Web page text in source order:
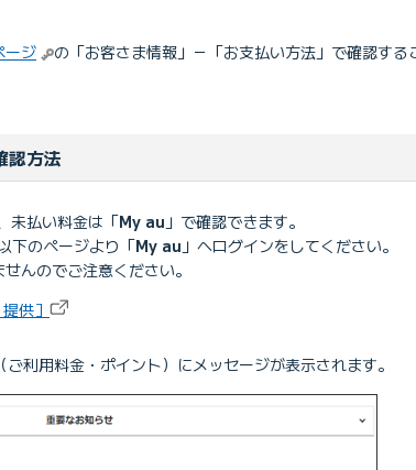
ージ
の「お客さま情報」－「お支払い方法」で確認する
認方法
未払い料金は「My au 」で確認できます。
下のページより「My au 」へログインをしてください。
んのでご注意ください。
供］
利用料金・ポイント）にメッセージが表示されます。